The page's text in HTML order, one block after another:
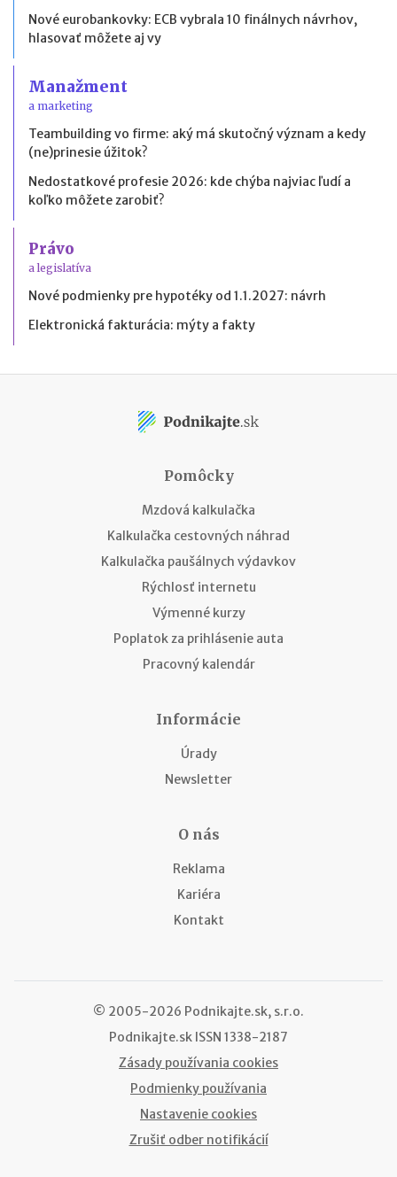
Nové eurobankovky: ECB vybrala 10 finálnych návrhov,
hlasovať môžete aj vy
Manažment
a marketing
Teambuilding vo firme: aký má skutočný význam a kedy
(ne)prinesie úžitok?
Nedostatkové profesie 2026: kde chýba najviac ľudí a
koľko môžete zarobiť?
Právo
a legislatíva
Nové podmienky pre hypotéky od 1.1.2027: návrh
Elektronická fakturácia: mýty a fakty
Pomôcky
Mzdová kalkulačka
Kalkulačka cestovných náhrad
Kalkulačka paušálnych výdavkov
Rýchlosť internetu
Výmenné kurzy
Poplatok za prihlásenie auta
Pracovný kalendár
Informácie
Úrady
Newsletter
O nás
Reklama
Kariéra
Kontakt
© 2005-2026 Podnikajte.sk, s.r.o.
Podnikajte.sk ISSN 1338-2187
Zásady používania cookies
Podmienky používania
Nastavenie cookies
Zrušiť odber notifikácií